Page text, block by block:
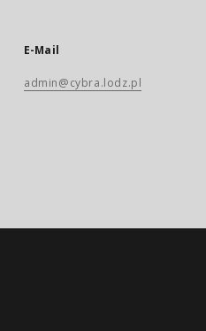
E-Mail
admin@cybra.lodz.pl